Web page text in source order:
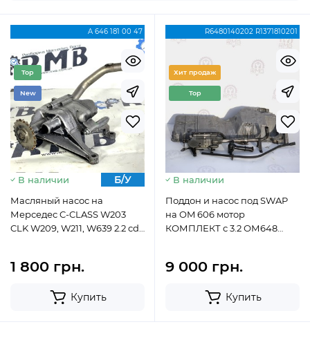
A 646 181 00 47
Top
New
В наличии Б/У
Масляный насос на
Мерседес C-CLASS W203
CLK W209, W211, W639 2.2 cdi
1 800 грн.
Купить
R6480140202 R1371810201
Хит продаж
Top
В наличии
Поддон и насос под SWAP
на OM 606 мотор
КОМПЛЕКТ с 3.2 ОМ648
9 000 грн.
Купить